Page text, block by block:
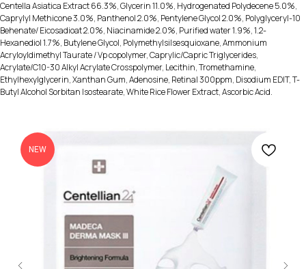
Centella Asiatica Extract 66.3%, Glycerin 11.0%, Hydrogenated Polydecene 5.0%,
Caprylyl Methicone 3.0%, Рanthenol 2.0%, Pentylene Glycol 2.0%, Polyglyceryl-10
Behenate/ Eicosadioat 2.0%, Niacinamide 2.0%, Purified water 1.9%, 1.2-
Hexanediol 1.7%, Butylene Glycol, Polymethylsilsesquioxane, Ammonium
Acryloyldimethyl Taurate / Vp copolymer, Caprylic/Capric Triglycerides,
Acrylate/C10-30 Alkyl Acrylate Crosspolymer, Lecithin, Tromethamine,
Ethylhexylglycerin, Xanthan Gum, Adenosine, Retinal 300ppm, Disodium EDIT, T-
Butyl Alcohol Sorbitan Isostearate, White Rice Flower Extract, Ascorbic Acid.
NEW